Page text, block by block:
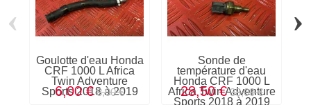
Goulotte d'eau Honda
CRF 1000 L Africa
Twin Adventure
Sports 2018 à 2019
6,00 € 8,00 €
Sonde de
température d'eau
Honda CRF 1000 L
Africa Twin Adventure
Sports 2018 à 2019
28,50 € 38,00 €
‹ ›